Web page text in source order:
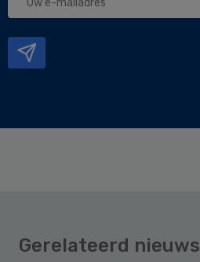
Gerelateerd nieuws